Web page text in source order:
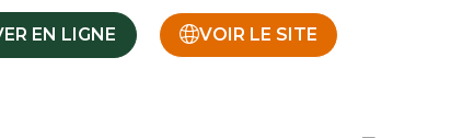
EN LIGNE VOIR LE SITE